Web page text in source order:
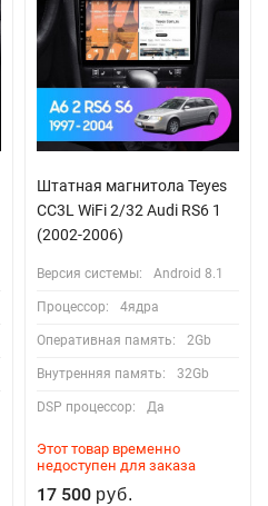
Штатная магнитола Teyes
CC3L WiFi 2/32 Audi RS6 1
(2002-2006)
Версия системы: Android 8.1
Процессор: 4ядра
Оперативная память: 2Gb
Внутренняя память: 32Gb
DSP процессор: Да
Этот товар временно
недоступен для заказа
17 500 руб.